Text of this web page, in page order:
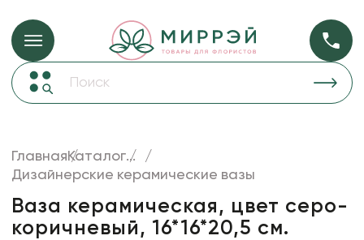
Упаковка для цветов и подарков Упаковка для
прозрачная
Коробки для цветов
Декор для дома
Лента
ГлавнаяКаталог...
Дизайнерские керамические вазы
Ваза керамическая, цвет серо-
коричневый, 16*16*20,5 см.